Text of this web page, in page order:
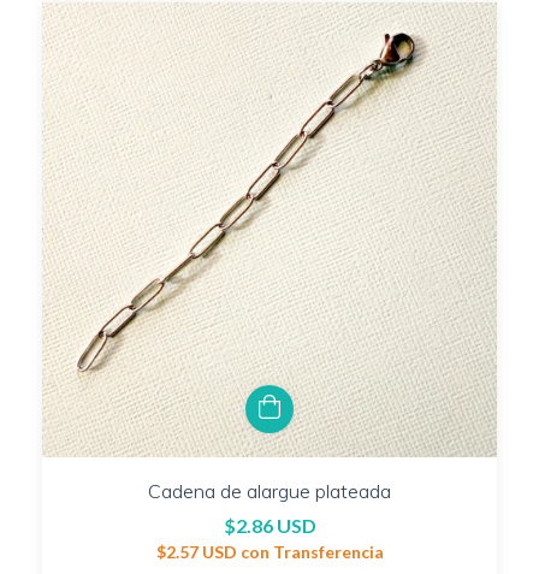
Cadena de alargue plateada
$2.86 USD
$2.57 USD con Transferencia